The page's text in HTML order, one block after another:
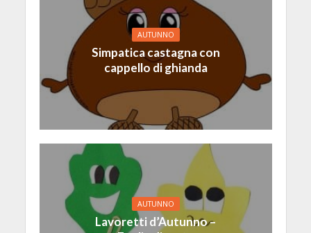
AUTUNNO
Simpatica castagna con
cappello di ghianda
AUTUNNO
Lavoretti d’Autunno –